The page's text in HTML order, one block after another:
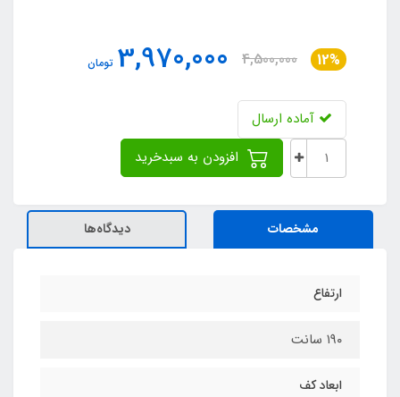
12%
4,500,000
3,970,000 تومان
آماده ارسال
مشخصات دیدگاه‌ها
ارتفاع
۱۹۰ سانت
ابعاد کف